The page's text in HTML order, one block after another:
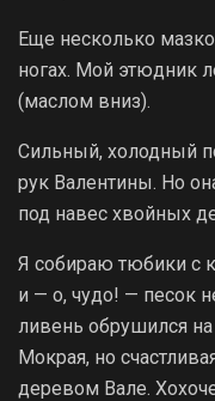
Еще несколько
ногах. Мой этюдник
(маслом вниз).
Сильный, холодный
рук Валентины. Но
под навес хвойных
Я собираю тюбики с
и — о, чудо! — песок
ливень обрушился на
Мокрая, но
деревом Вале.